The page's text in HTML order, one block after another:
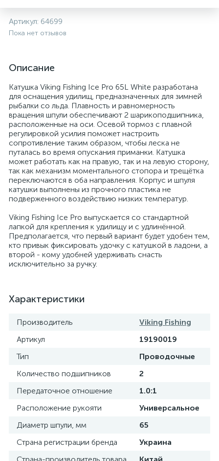
Артикул: 64699
Пока нет отзывов
Описание
Катушка Viking Fishing Ice Pro 65L White разработана
для оснащения удилищ, предназначенных для зимней
рыбалки со льда. Плавность и равномерность
вращения шпули обеспечивают 2 шарикоподшипника,
расположенные на оси. Осевой тормоз с плавной
регулировкой усилия поможет настроить
сопротивление таким образом, чтобы леска не
путалась во время опускания приманки. Катушка
может работать как на правую, так и на левую сторону,
так как механизм моментального стопора и трещётка
переключаются в оба направления. Корпус и шпуля
катушки выполнены из прочного пластика не
подверженного воздействию низких температур.
Viking Fishing Ice Pro выпускается со стандартной
лапкой для крепления к удилищу и с удлинённой.
Предполагается, что первый вариант будет удобен тем,
кто привык фиксировать удочку с катушкой в ладони, а
второй - кому удобней удерживать снасть
исключительно за ручку.
Характеристики
Производитель
Viking Fishing
Артикул
19190019
Тип
Проводочные
Количество подшипников
2
Передаточное отношение
1.0:1
Расположение рукояти
Универсальное
Диаметр шпули, мм
65
Страна регистрации бренда
Украина